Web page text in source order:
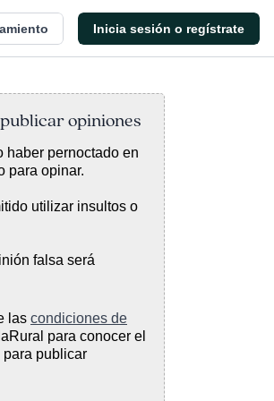
Inicia sesión o regístrate
opiniones
haber pernoctado en
para opinar.
utilizar insultos o
falsa será
las condiciones de
para conocer el
para publicar